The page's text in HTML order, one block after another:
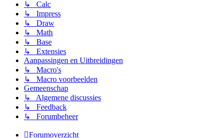
↳ Calc
↳ Impress
↳ Draw
↳ Math
↳ Base
↳ Extensies
Aanpassingen en Uitbreidingen
↳ Macro's
↳ Macro voorbeelden
Gemeenschap
↳ Algemene discussies
↳ Feedback
↳ Forumbeheer
Forumoverzicht